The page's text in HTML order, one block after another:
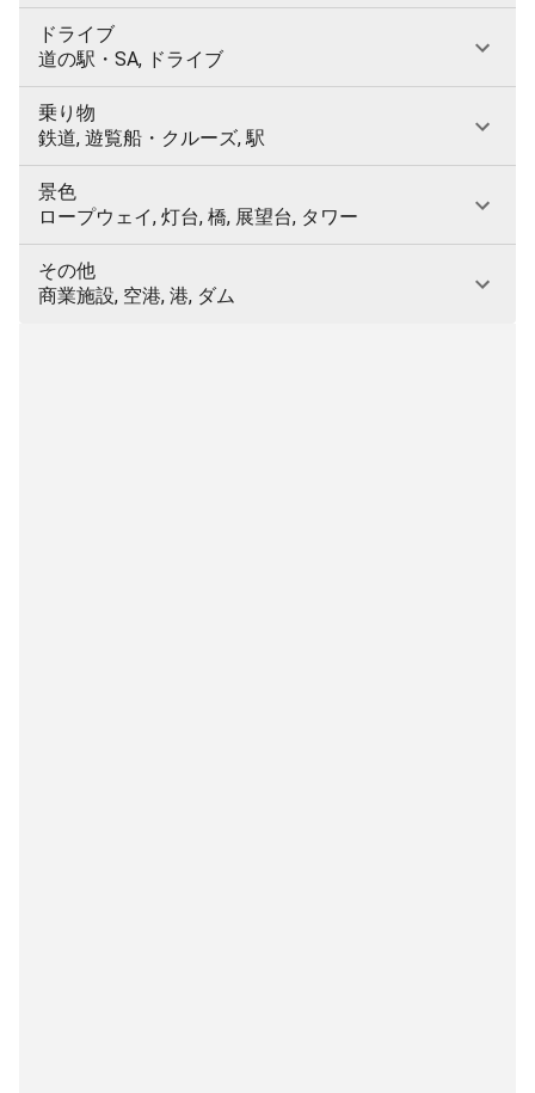
ドライブ
道の駅・SA, ドライブ
乗り物
鉄道, 遊覧船・クルーズ, 駅
景色
ロープウェイ, 灯台, 橋, 展望台, タワー
その他
商業施設, 空港, 港, ダム